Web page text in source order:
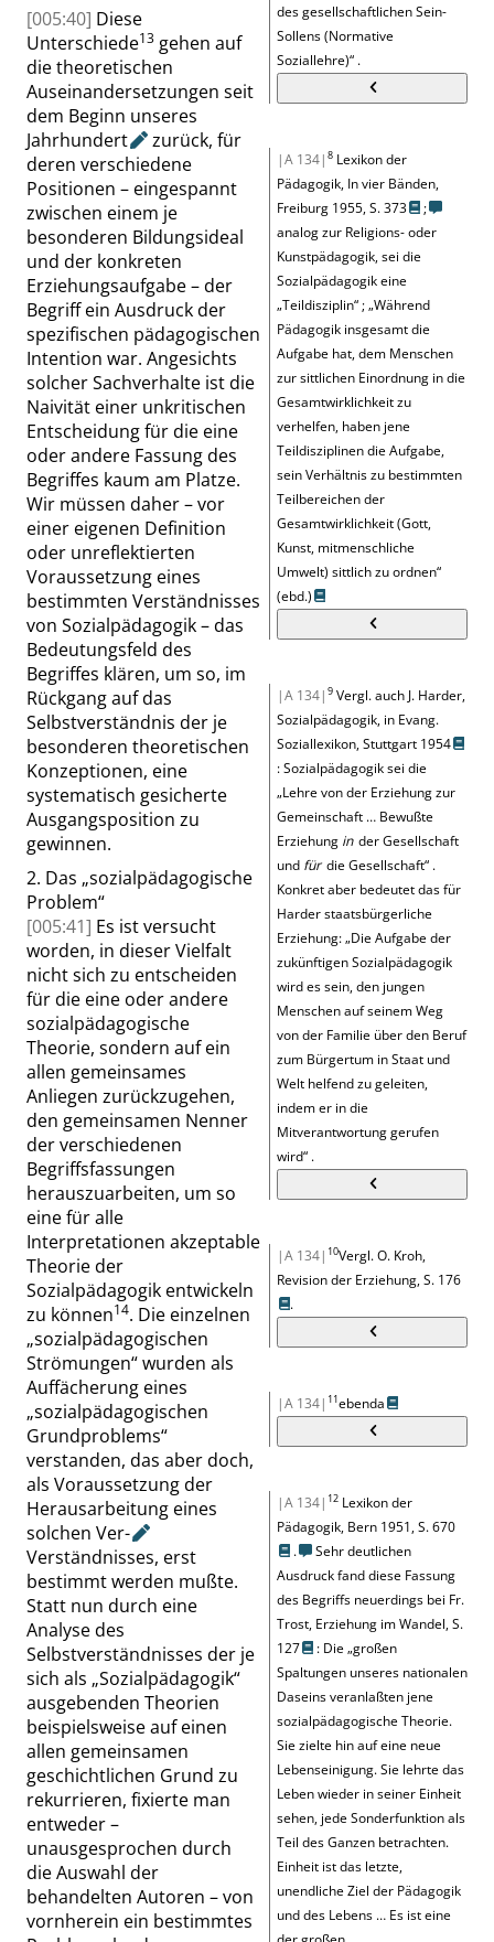
des gesellschaftlichen Sein-
Sollens (Normative
Soziallehre)“ .
|A 134| 8 Lexikon der
Pädagogik, In vier Bänden,
Freiburg 1955,S. 373
;
analog zur Religions- oder
Kunstpädagogik, sei die
Sozialpädagogik eine
„Teildisziplin“ ;„Während
Pädagogik insgesamt die
Aufgabe hat, dem Menschen
zur sittlichen Einordnung in die
Gesamtwirklichkeit zu
verhelfen, haben jene
Teildisziplinen die Aufgabe,
sein Verhältnis zu bestimmten
Teilbereichen der
Gesamtwirklichkeit (Gott,
Kunst, mitmenschliche
Umwelt) sittlich zu ordnen“
(ebd.)
|A 134| 9 Vergl. auch J. Harder,
Sozialpädagogik, in Evang.
Soziallexikon, Stuttgart 1954
: Sozialpädagogik sei die
„Lehre von der Erziehung zur
Gemeinschaft … Bewußte
Erziehung in der Gesellschaft
und fürdie Gesellschaft“ .
Konkret aber bedeutet das für
Harder staatsbürgerliche
Erziehung:„Die Aufgabe der
zukünftigen Sozialpädagogik
wird es sein, den jungen
Menschen auf seinem Weg
von der Familie über den Beruf
zum Bürgertum in Staat und
Welt helfend zu geleiten,
indem er in die
Mitverantwortung gerufen
wird“ .
|A 134| 10Vergl. O. Kroh,
Revision der Erziehung,S. 176
.
|A 134| 11ebenda
|A 134| 12 Lexikon der
Pädagogik, Bern 1951,S. 670
.
Sehr deutlichen
Ausdruck fand diese Fassung
des Begriffs neuerdings bei Fr.
Trost, Erziehung im Wandel,S.
127
: Die„großen
Spaltungen unseres nationalen
Daseins veranlaßten jene
sozialpädagogische Theorie.
Sie zielte hin auf eine neue
Lebenseinigung. Sie lehrte das
Leben wieder in seiner Einheit
sehen, jede Sonderfunktion als
Teil des Ganzen betrachten.
Einheit ist das letzte,
unendliche Ziel der Pädagogik
und des Lebens … Es ist eine
[005:40] Diese
Unterschiede13 gehen auf
die theoretischen
Auseinandersetzungen seit
dem Beginn unseres
Jahrhundert
zurück, für
deren verschiedene
Positionen – eingespannt
zwischen einem je
besonderen Bildungsideal
und der konkreten
Erziehungsaufgabe – der
Begriff ein Ausdruck der
spezifischen pädagogischen
Intention war. Angesichts
solcher Sachverhalte ist die
Naivität einer unkritischen
Entscheidung für die eine
oder andere Fassung des
Begriffes kaum am Platze.
Wir müssen daher – vor
einer eigenen Definition
oder unreflektierten
Voraussetzung eines
bestimmten Verständnisses
von Sozialpädagogik – das
Bedeutungsfeld des
Begriffes klären, um so, im
Rückgang auf das
Selbstverständnis der je
besonderen theoretischen
Konzeptionen, eine
systematisch gesicherte
Ausgangsposition zu
gewinnen.
2. Das „sozialpädagogische
Problem“
[005:41] Es ist versucht
worden, in dieser Vielfalt
nicht sich zu entscheiden
für die eine oder andere
sozialpädagogische
Theorie, sondern auf ein
allen gemeinsames
Anliegen zurückzugehen,
den gemeinsamen Nenner
der verschiedenen
Begriffsfassungen
herauszuarbeiten, um so
eine für alle
Interpretationen akzeptable
Theorie der
Sozialpädagogik entwickeln
zu können14. Die einzelnen
„sozialpädagogischen
Strömungen“wurden als
Auffächerung eines
„sozialpädagogischen
Grundproblems“
verstanden, das aber doch,
als Voraussetzung der
Herausarbeitung eines
solchen Ver-
Verständnisses, erst
bestimmt werden mußte.
Statt nun durch eine
Analyse des
Selbstverständnisses der je
sich als „Sozialpädagogik“
ausgebenden Theorien
beispielsweise auf einen
allen gemeinsamen
geschichtlichen Grund zu
rekurrieren, fixierte man
entweder –
unausgesprochen durch
die Auswahl der
behandelten Autoren – von
vornherein ein bestimmtes